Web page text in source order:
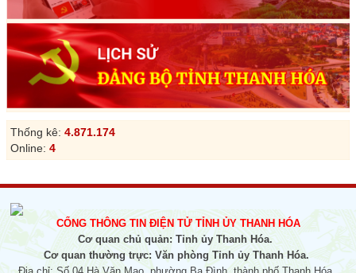
Thống kê: 4.871.174
Online: 4
CỔNG THÔNG TIN ĐIỆN TỬ TỈNH ỦY THANH HÓA
Cơ quan chủ quản: Tỉnh ủy Thanh Hóa.
Cơ quan thường trực: Văn phòng Tỉnh ủy Thanh Hóa.